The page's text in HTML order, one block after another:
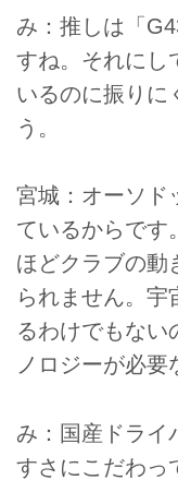
み：推しは「
すね。それにし
いるのに振りに
う。
宮城：オーソド
ているからです
ほどクラブの動
られません。宇
るわけでもない
ノロジーが必要
み：国産ドラ
すさにこだわっ